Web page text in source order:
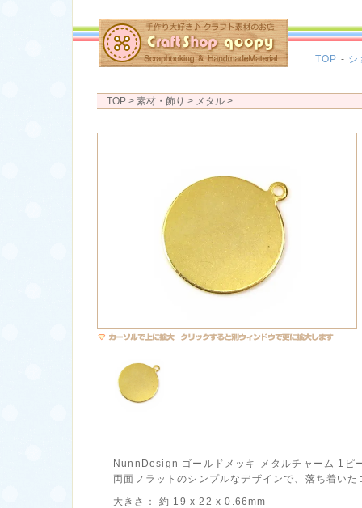
TOP - シ
TOP > 素材・飾り > メタル >
NunnDesign ゴールドメッキ メタルチャーム 1ピ
両面フラットのシンプルなデザインで、落ち着い
大きさ： 約 19 x 22 x 0.66mm